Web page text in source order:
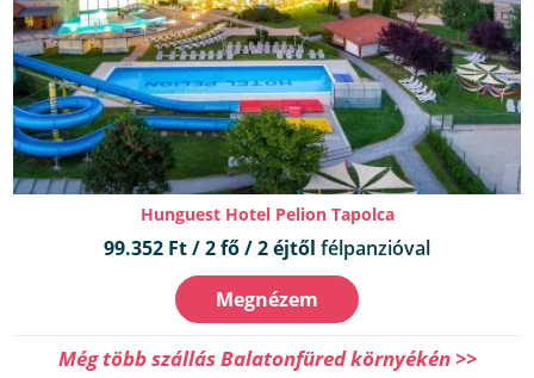
Hunguest Hotel Pelion Tapolca
99.352 Ft / 2 fő / 2 éjtől félpanzióval
Megnézem
Még több szállás Balatonfüred környékén >>